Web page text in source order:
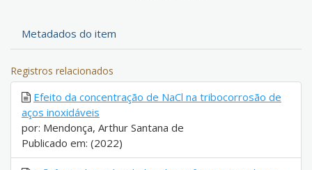
Metadados do item
Registros relacionados
Efeito da concentração de NaCl na tribocorrosão de
aços inoxidáveis
por: Mendonça, Arthur Santana de
Publicado em: (2022)